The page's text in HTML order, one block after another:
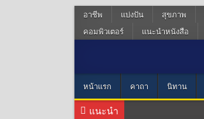
อาชีพ แบ่งปัน สุขภาพ
คอมพิวเตอร์
แนะนำหนังสือ
หน้าแรก คาถา นิทาน
แนะนำ